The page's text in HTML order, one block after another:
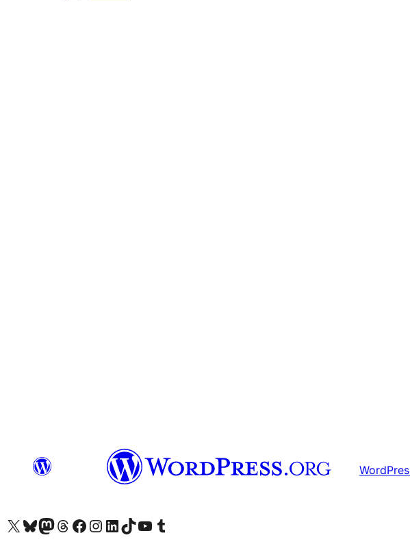
X (eski Twitter) hesabımıza bakın
Bluesky hesabımızı ziyaret edinMastodon hesabımızı ziyaret edinThreads hesabımızı ziyaret edinFacebook sayfamızı ziyaret edinInstagram hesabımızı ziyaret edinLinkedIn hesabımızı ziyaret edinTikTok hesabımızı ziyaret edinYouTube kanalımızı ziyaret edinTumblr hesabımızı ziyaret edin